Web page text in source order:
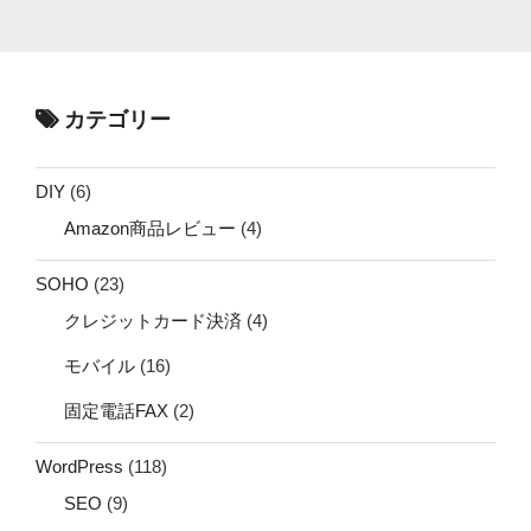
カテゴリー
DIY (6)
Amazon商品レビュー (4)
SOHO (23)
クレジットカード決済 (4)
モバイル (16)
固定電話FAX (2)
WordPress (118)
SEO (9)